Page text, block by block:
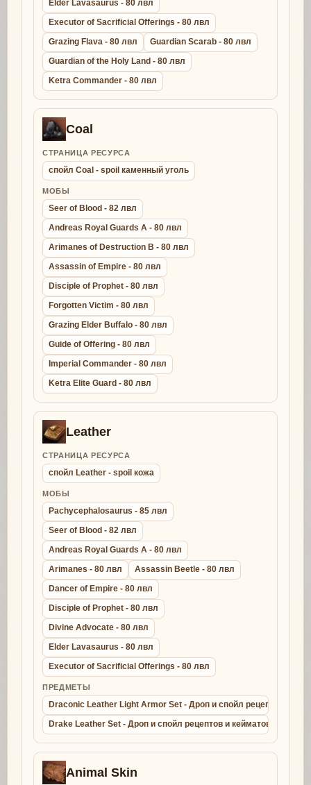
Elder Lavasaurus - 80 лвл
Executor of Sacrificial Offerings - 80 лвл
Grazing Flava - 80 лвл
Guardian Scarab - 80 лвл
Guardian of the Holy Land - 80 лвл
Ketra Commander - 80 лвл
Coal
СТРАНИЦА РЕСУРСА
спойл Coal - spoil каменный уголь
МОБЫ
Seer of Blood - 82 лвл
Andreas Royal Guards A - 80 лвл
Arimanes of Destruction B - 80 лвл
Assassin of Empire - 80 лвл
Disciple of Prophet - 80 лвл
Forgotten Victim - 80 лвл
Grazing Elder Buffalo - 80 лвл
Guide of Offering - 80 лвл
Imperial Commander - 80 лвл
Ketra Elite Guard - 80 лвл
Leather
СТРАНИЦА РЕСУРСА
спойл Leather - spoil кожа
МОБЫ
Pachycephalosaurus - 85 лвл
Seer of Blood - 82 лвл
Andreas Royal Guards A - 80 лвл
Arimanes - 80 лвл
Assassin Beetle - 80 лвл
Dancer of Empire - 80 лвл
Disciple of Prophet - 80 лвл
Divine Advocate - 80 лвл
Elder Lavasaurus - 80 лвл
Executor of Sacrificial Offerings - 80 лвл
ПРЕДМЕТЫ
Draconic Leather Light Armor Set - Дроп и спойл рецептов и
Drake Leather Set - Дроп и спойл рецептов и кейматов - крафт
Animal Skin